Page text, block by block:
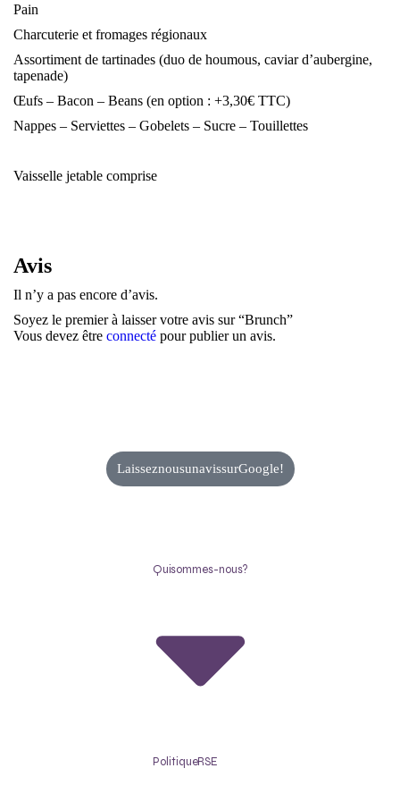
Pain
Charcuterie et fromages régionaux
Assortiment de tartinades (duo de houmous, caviar d’aubergine,
tapenade)
Œufs – Bacon – Beans (en option : +3,30€ TTC)
Nappes – Serviettes – Gobelets – Sucre – Touillettes
Vaisselle jetable comprise
Avis
Il n’y a pas encore d’avis.
Soyez le premier à laisser votre avis sur “Brunch”
Vous devez être connecté pour publier un avis.
Laissez nous un avis sur Google !
Qui sommes-nous ?
Politique RSE